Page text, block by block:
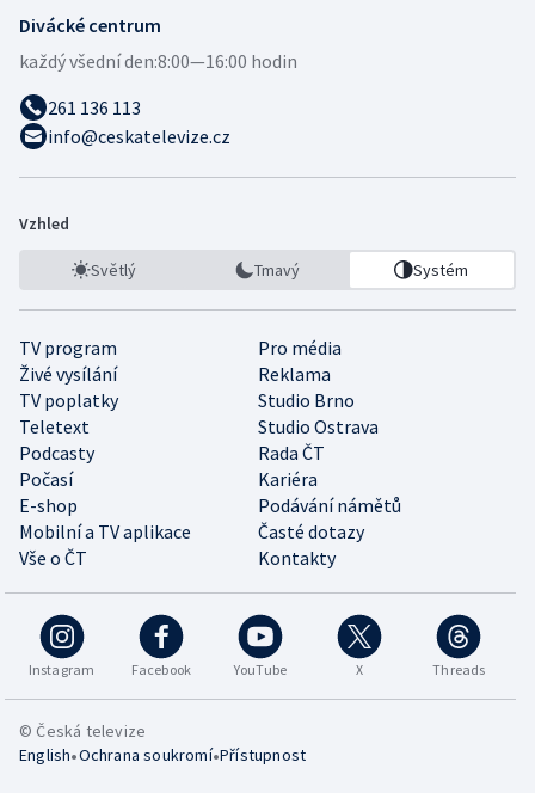
Divácké centrum
každý všední den:8:00—16:00 hodin
261 136 113
info@ceskatelevize.cz
Vzhled
Světlý Tmavý Systém
TV program
Pro média
Živé vysílání
Reklama
TV poplatky
Studio Brno
Teletext
Studio Ostrava
Podcasty
Rada ČT
Počasí
Kariéra
E-shop
Podávání námětů
Mobilní a TV aplikace
Časté dotazy
Vše o ČT
Kontakty
Instagram Facebook YouTube X Threads
© Česká televize
English•Ochrana soukromí•Přístupnost